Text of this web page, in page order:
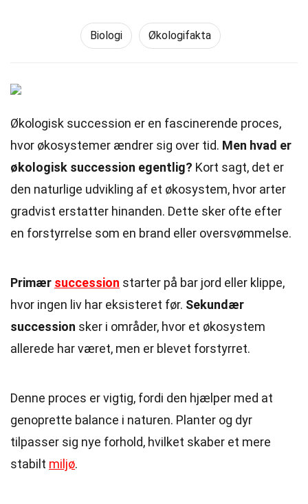
Biologi Økologifakta
Økologisk succession er en fascinerende proces,
hvor økosystemer ændrer sig over tid. Men hvad er
økologisk succession egentlig? Kort sagt, det er
den naturlige udvikling af et økosystem, hvor arter
gradvist erstatter hinanden. Dette sker ofte efter
en forstyrrelse som en brand eller oversvømmelse.
Primær succession starter på bar jord eller klippe,
hvor ingen liv har eksisteret før. Sekundær
succession sker i områder, hvor et økosystem
allerede har været, men er blevet forstyrret.
Denne proces er vigtig, fordi den hjælper med at
genoprette balance i naturen. Planter og dyr
tilpasser sig nye forhold, hvilket skaber et mere
stabilt miljø.